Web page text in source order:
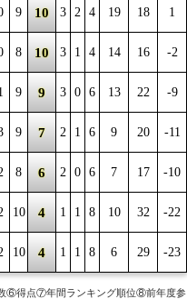
9 10 3 2 4 19 18 1
8 10 3 1 4 14 16 -2
9 9 3 0 6 13 22 -9
9 7 2 1 6 9 20 -11
8 6 2 0 6 7 17 -10
10 4 1 1 8 10 32 -22
10 4 1 1 8 6 29 -23
得点⑦年間ランキング順位⑧前年度参